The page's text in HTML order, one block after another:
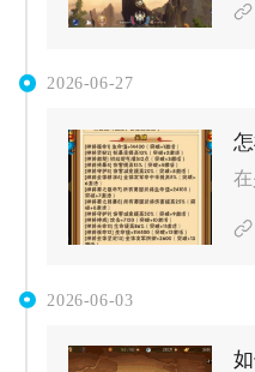
2026-06-27
2026-06-03